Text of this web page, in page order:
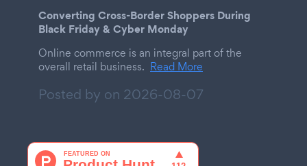
Converting Cross-Border Shoppers During
Black Friday & Cyber Monday
Online commerce is an integral part of the
overall retail business. Read More
Posted by on 2026-08-07